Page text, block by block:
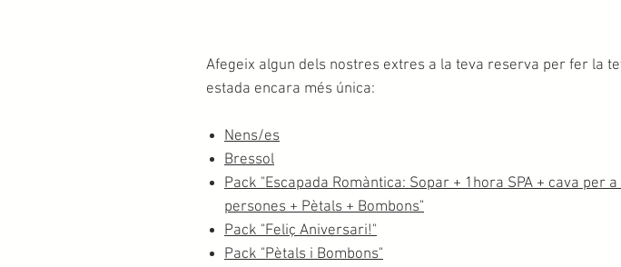
Afegeix algun dels nostres extres a la teva reserva per fer la
estada encara més única:
Nens/es
Bressol
Pack "Escapada Romàntica: Sopar + 1hora SPA + cava per a
persones + Pètals + Bombons"
Pack "Feliç Aniversari!"
Pack "Pètals i Bombons"